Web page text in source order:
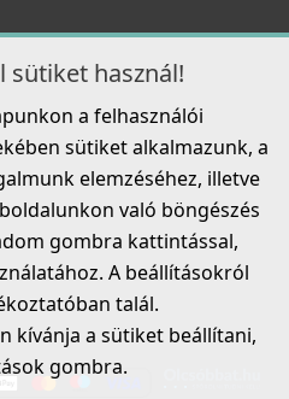
Ft
sütiket használ!
a felhasználói
sütiket alkalmazunk, a
elemzéséhez, illetve
való böngészés
gombra kattintással,
A beállításokról
talál.
kívánja a sütiket beállítani,
gombra.